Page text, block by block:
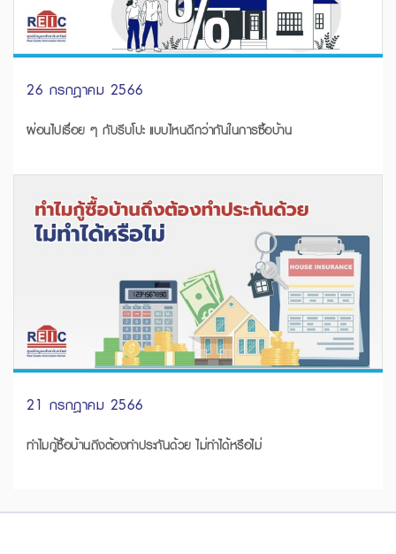
26 กรกฎาคม 2566
ผ่อนไปเรื่อย ๆ กับรีบโปะ แบบไหนดีกว่ากันในการซื้อบ้าน
21 กรกฎาคม 2566
ทำไมกู้ซื้อบ้านถึงต้องทำประกันด้วย ไม่ทำได้หรือไม่